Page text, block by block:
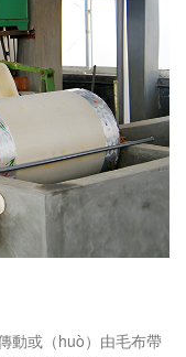
或（huò）由毛布帶